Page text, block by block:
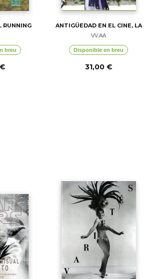
RUNNING
breu
ANTIGÜEDAD EN EL CINE, LA
VV.AA
Disponible en breu
31,00 €